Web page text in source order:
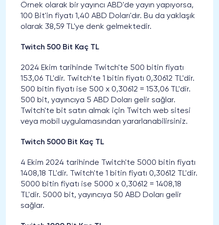
Örnek olarak bir yayıncı ABD'de yayın yapıyorsa,
100 Bit'in fiyatı 1,40 ABD Doları'dır. Bu da yaklaşık
olarak 38,59 TL'ye denk gelmektedir.
Twitch 500 Bit Kaç TL
2024 Ekim tarihinde Twitch'te 500 bitin fiyatı
153,06 TL'dir. Twitch'te 1 bitin fiyatı 0,30612 TL'dir.
500 bitin fiyatı ise 500 x 0,30612 = 153,06 TL'dir.
500 bit, yayıncıya 5 ABD Doları gelir sağlar.
Twitch'te bit satın almak için Twitch web sitesi
veya mobil uygulamasından yararlanabilirsiniz.
Twitch 5000 Bit Kaç TL
4 Ekim 2024 tarihinde Twitch'te 5000 bitin fiyatı
1408,18 TL'dir. Twitch'te 1 bitin fiyatı 0,30612 TL'dir.
5000 bitin fiyatı ise 5000 x 0,30612 = 1408,18
TL'dir. 5000 bit, yayıncıya 50 ABD Doları gelir
sağlar.